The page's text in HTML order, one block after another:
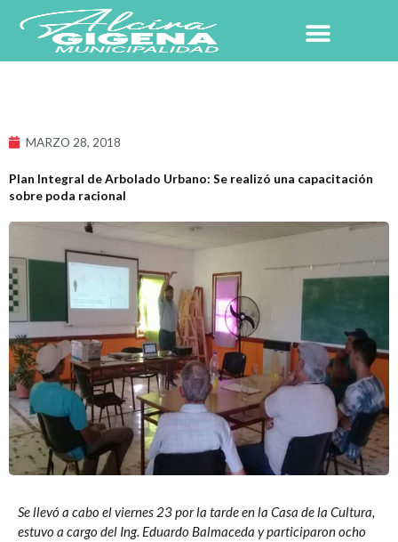
contenido
MARZO 28, 2018
Plan Integral de Arbolado Urbano: Se realizó una capacitación
sobre poda racional
Se llevó a cabo el viernes 23 por la tarde en la Casa de la Cultura,
estuvo a cargo del Ing. Eduardo Balmaceda y participaron ocho